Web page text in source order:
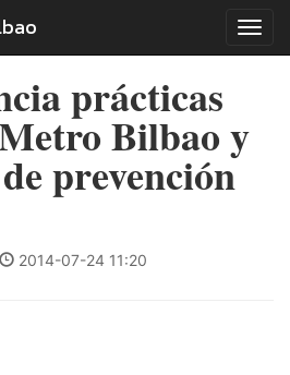
prácticas
Bilbao y
prevención
2014-07-24 11:20